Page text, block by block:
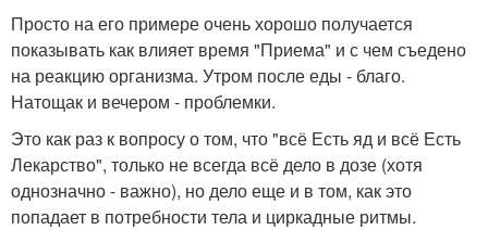
Просто на его примере очень хорошо получается
показывать как влияет время "Приема" и с чем съедено
на реакцию организма. Утром после еды - благо.
Натощак и вечером - проблемки.
Это как раз к вопросу о том, что "всё Есть яд и всё Есть
Лекарство", только не всегда всё дело в дозе (хотя
однозначно - важно), но дело еще и в том, как это
попадает в потребности тела и циркадные ритмы.